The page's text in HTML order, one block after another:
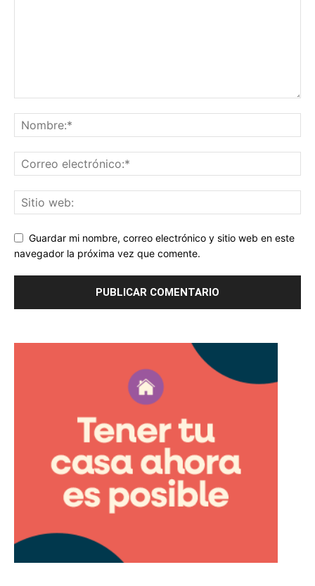
Guardar mi nombre, correo electrónico y sitio web en este
navegador la próxima vez que comente.